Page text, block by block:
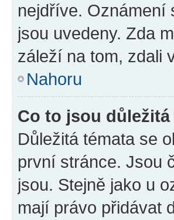
nejdříve. Oznámení
jsou uvedeny. Zda
záleží na tom, zdali
Nahoru
Co to jsou důležitá
Důležitá témata se
první stránce. Jsou
jsou. Stejně jako u
mají právo přidávat